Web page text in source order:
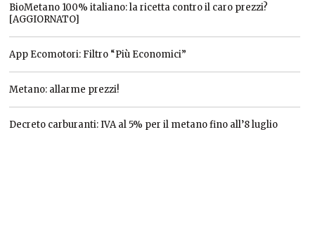
BioMetano 100% italiano: la ricetta contro il caro prezzi?
[AGGIORNATO]
App Ecomotori: Filtro “Più Economici”
Metano: allarme prezzi!
Decreto carburanti: IVA al 5% per il metano fino all’8 luglio